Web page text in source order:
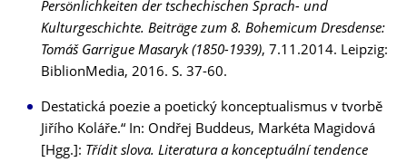
Persönlichkeiten der tschechischen Sprach- und
Kulturgeschichte. Beiträge zum 8. Bohemicum Dresdense:
Tomáš Garrigue Masaryk (1850-1939), 7.11.2014. Leipzig:
BiblionMedia, 2016. S. 37-60.
Destatická poezie a poetický konceptualismus v tvorbě
Jiřího Koláře.“ In: Ondřej Buddeus, Markéta Magidová
[Hgg.]: Třídit slova. Literatura a konceptuální tendence